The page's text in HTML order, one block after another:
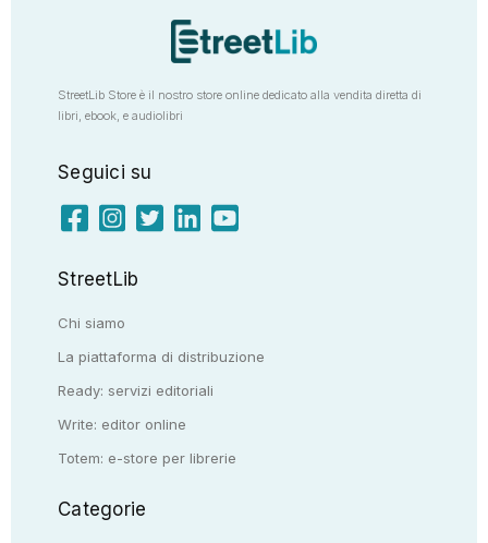
StreetLib Store è il nostro store online dedicato alla vendita diretta di
libri, ebook, e audiolibri
Seguici su
StreetLib
Chi siamo
La piattaforma di distribuzione
Ready: servizi editoriali
Write: editor online
Totem: e-store per librerie
Categorie